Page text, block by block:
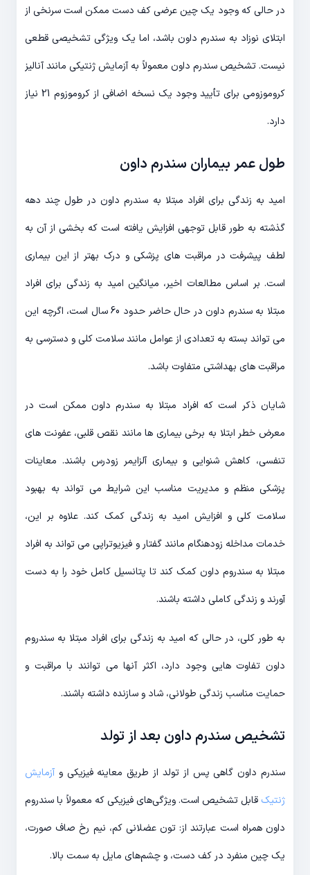
در حالی که وجود یک چین عرضی کف دست ممکن است سرنخی از
ابتلای نوزاد به سندرم داون باشد، اما یک ویژگی تشخیصی قطعی
نیست. تشخیص سندرم داون معمولاً به آزمایش ژنتیکی مانند آنالیز
کروموزومی برای تأیید وجود یک نسخه اضافی از کروموزوم 21 نیاز
دارد.
طول عمر بیماران سندرم داون
امید به زندگی برای افراد مبتلا به سندرم داون در طول چند دهه
گذشته به طور قابل توجهی افزایش یافته است که بخشی از آن به
لطف پیشرفت در مراقبت های پزشکی و درک بهتر از این بیماری
است. بر اساس مطالعات اخیر، میانگین امید به زندگی برای افراد
مبتلا به سندرم داون در حال حاضر حدود 60 سال است، اگرچه این
می تواند بسته به تعدادی از عوامل مانند سلامت کلی و دسترسی به
مراقبت های بهداشتی متفاوت باشد.
شایان ذکر است که افراد مبتلا به سندرم داون ممکن است در
معرض خطر ابتلا به برخی بیماری ها مانند نقص قلبی، عفونت های
تنفسی، کاهش شنوایی و بیماری آلزایمر زودرس باشند. معاینات
پزشکی منظم و مدیریت مناسب این شرایط می تواند به بهبود
سلامت کلی و افزایش امید به زندگی کمک کند. علاوه بر این،
خدمات مداخله زودهنگام مانند گفتار و فیزیوتراپی می تواند به افراد
مبتلا به سندروم داون کمک کند تا پتانسیل کامل خود را به دست
آورند و زندگی کاملی داشته باشند.
به طور کلی، در حالی که امید به زندگی برای افراد مبتلا به سندروم
داون تفاوت هایی وجود دارد، اکثر آنها می توانند با مراقبت و
حمایت مناسب زندگی طولانی، شاد و سازنده داشته باشند.
تشخیص سندرم داون بعد از تولد
سندرم داون گاهی پس از تولد از طریق معاینه فیزیکی و آزمایش
ژنتیک قابل تشخیص است. ویژگی‌های فیزیکی که معمولاً با سندروم
داون همراه است عبارتند از: تون عضلانی کم، نیم رخ صاف صورت،
یک چین منفرد در کف دست، و چشم‌های مایل به سمت بالا.